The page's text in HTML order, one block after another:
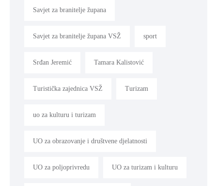
Savjet za branitelje župana
Savjet za branitelje župana VSŽ sport
Srđan Jeremić Tamara Kalistović
Turistička zajednica VSŽ Turizam
uo za kulturu i turizam
UO za obrazovanje i društvene djelatnosti
UO za poljoprivredu UO za turizam i kulturu